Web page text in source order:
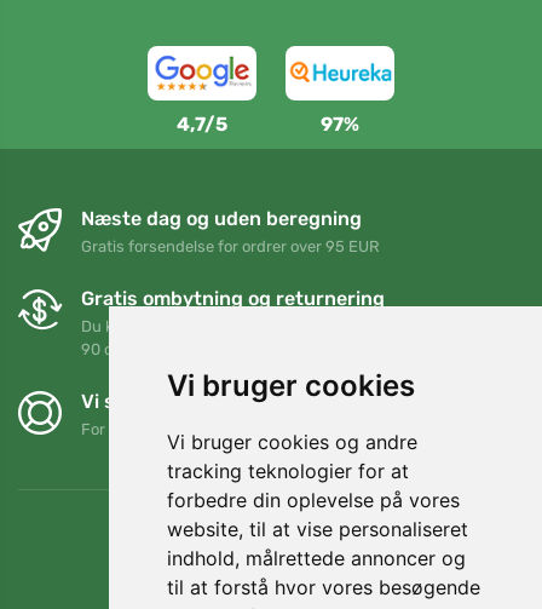
Vi bruger cookies
Vi bruger cookies og andre
tracking teknologier for at
forbedre din oplevelse på vores
website, til at vise personaliseret
indhold, målrettede annoncer og
til at forstå hvor vores besøgende
4,7/5 97%
Næste dag og uden beregning
Gratis forsendelse for ordrer over 95 EUR
Gratis ombytning og returnering
Du kan returnere eller bytte din ordre når som helst inden for
90 dage
Vi støtter Trees.org
For hver ordre planter vi et træ! Læs mere